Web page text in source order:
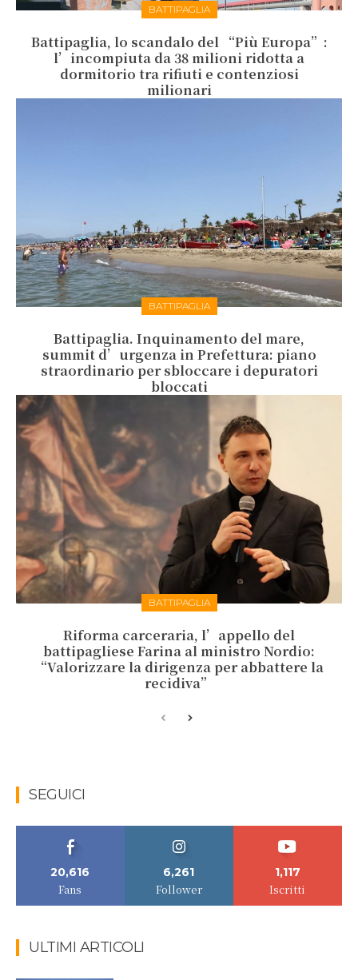
BATTIPAGLIA
Battipaglia, lo scandalo del “Più Europa”:
l’incompiuta da 38 milioni ridotta a
dormitorio tra rifiuti e contenziosi
milionari
BATTIPAGLIA
Battipaglia. Inquinamento del mare,
summit d’urgenza in Prefettura: piano
straordinario per sbloccare i depuratori
bloccati
BATTIPAGLIA
Riforma carceraria, l’appello del
battipagliese Farina al ministro Nordio:
“Valorizzare la dirigenza per abbattere la
recidiva”
SEGUICI
20,616
Fans
6,261
Follower
1,117
Iscritti
ULTIMI ARTICOLI